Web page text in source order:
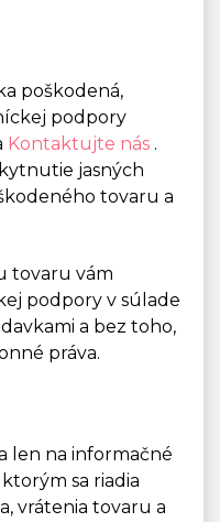
poškodená,
podpory
Kontaktujte nás .
jasných
tovaru a
tovaru vám
podpory v súlade
a bez toho,
práva.
len na informačné
sa riadia
vrátenia tovaru a